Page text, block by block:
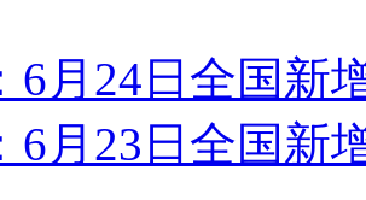
6月24日全国新
6月23日全国新